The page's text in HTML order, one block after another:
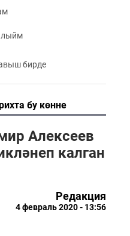
бирде
бу көнне
Алексеев
калган
Редакция
4 февраль 2020 - 13:56